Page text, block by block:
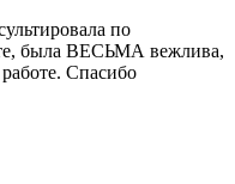
по
была ВЕСЬМА вежлива,
Спасибо